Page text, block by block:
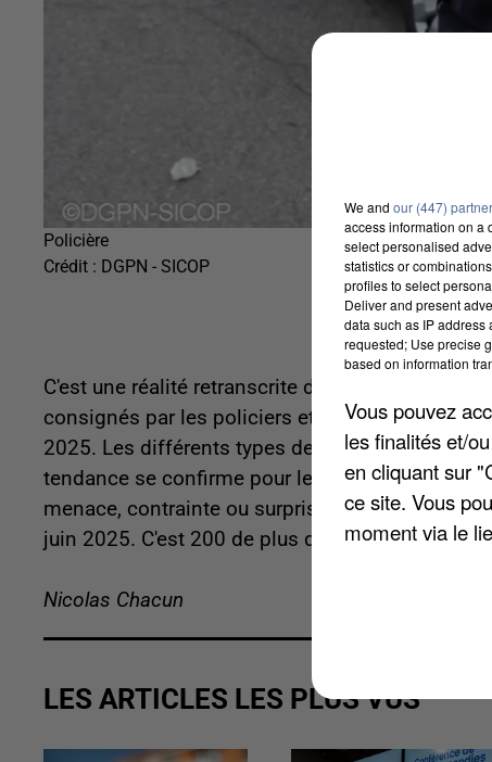
Policière
Crédit : DGPN - SICOP
C'est une réalité retranscrite dans les chiffres
consignés par les policiers et gendarmes ont
2025. Les différents types de faits divers sont
tendance se confirme pour les violences
menace, contrainte ou surprise. Dans l'Oise,
juin 2025. C'est 200 de plus qu'à la même
Nicolas Chacun
LES ARTICLES LES PLUS VUS
We and our (447)
access information on a
select personalised
statistics or
profiles to select
Deliver and present
data such as IP
requested; Use precise
based on information
Vous pouvez
les finalités et/
en cliquant sur
ce site. Vous
moment via le